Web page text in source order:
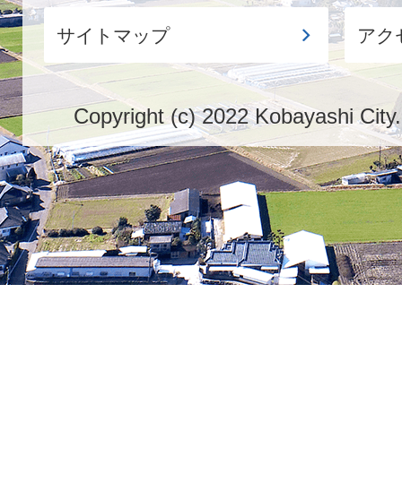
サイトマップ アク
Copyright (c) 2022 Kobayashi